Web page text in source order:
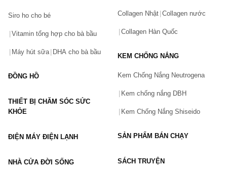
Vấn đề(*)
Siro ho cho bé
Vitamin tổng hợp cho bà bầu
Máy hút sữa DHA cho bà bầu
ĐỒNG HỒ
THIẾT BỊ CHĂM SÓC SỨC
KHỎE
ĐIỆN MÁY ĐIỆN LẠNH
NHÀ CỬA ĐỜI SỐNG
Collagen Nhật Collagen nước
Collagen Hàn Quốc
KEM CHỐNG NẮNG
Kem Chống Nắng Neutrogena
Kem chống nắng DBH
Kem Chống Nắng Shiseido
SẢN PHẨM BÁN CHẠY
SÁCH TRUYỆN